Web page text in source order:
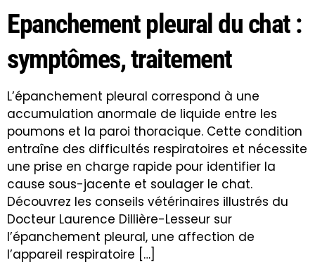
Epanchement pleural du chat :
symptômes, traitement
L’épanchement pleural correspond à une
accumulation anormale de liquide entre les
poumons et la paroi thoracique. Cette condition
entraîne des difficultés respiratoires et nécessite
une prise en charge rapide pour identifier la
cause sous-jacente et soulager le chat.
Découvrez les conseils vétérinaires illustrés du
Docteur Laurence Dillière-Lesseur sur
l’épanchement pleural, une affection de
l’appareil respiratoire […]